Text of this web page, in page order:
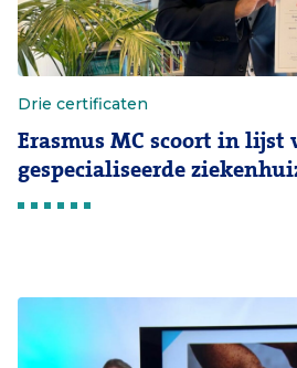
Drie certificaten
Erasmus MC scoort in lijst
gespecialiseerde